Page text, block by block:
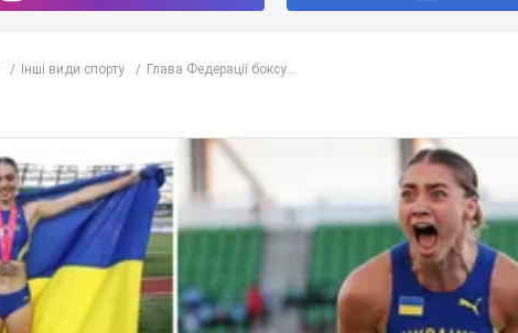
Інші види спорту Глава Федерації боксу...